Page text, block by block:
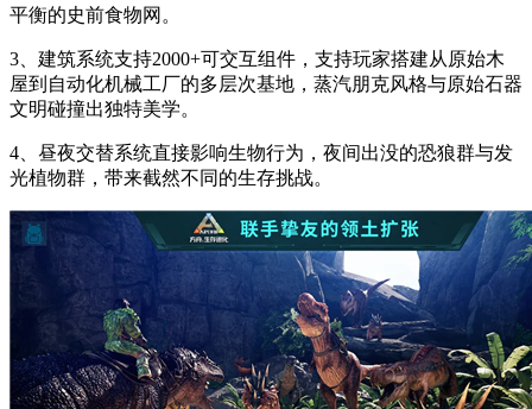
平衡的史前食物网。
3、建筑系统支持2000+可交互组件，支持玩家搭建从原始木
屋到自动化机械工厂的多层次基地，蒸汽朋克风格与原始石器
文明碰撞出独特美学。
4、昼夜交替系统直接影响生物行为，夜间出没的恐狼群与发
光植物群，带来截然不同的生存挑战。